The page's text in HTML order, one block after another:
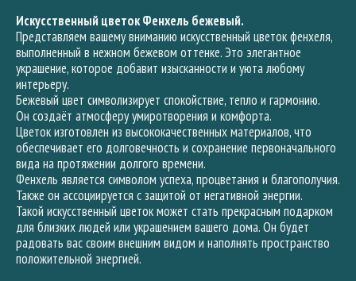
Искусственный цветок Фенхель бежевый.
Представляем вашему вниманию искусственный цветок фенхеля,
выполненный в нежном бежевом оттенке. Это элегантное
украшение, которое добавит изысканности и уюта любому
интерьеру.
Бежевый цвет символизирует спокойствие, тепло и гармонию.
Он создаёт атмосферу умиротворения и комфорта.
Цветок изготовлен из высококачественных материалов, что
обеспечивает его долговечность и сохранение первоначального
вида на протяжении долгого времени.
Фенхель является символом успеха, процветания и благополучия.
Также он ассоциируется с защитой от негативной энергии.
Такой искусственный цветок может стать прекрасным подарком
для близких людей или украшением вашего дома. Он будет
радовать вас своим внешним видом и наполнять пространство
положительной энергией.